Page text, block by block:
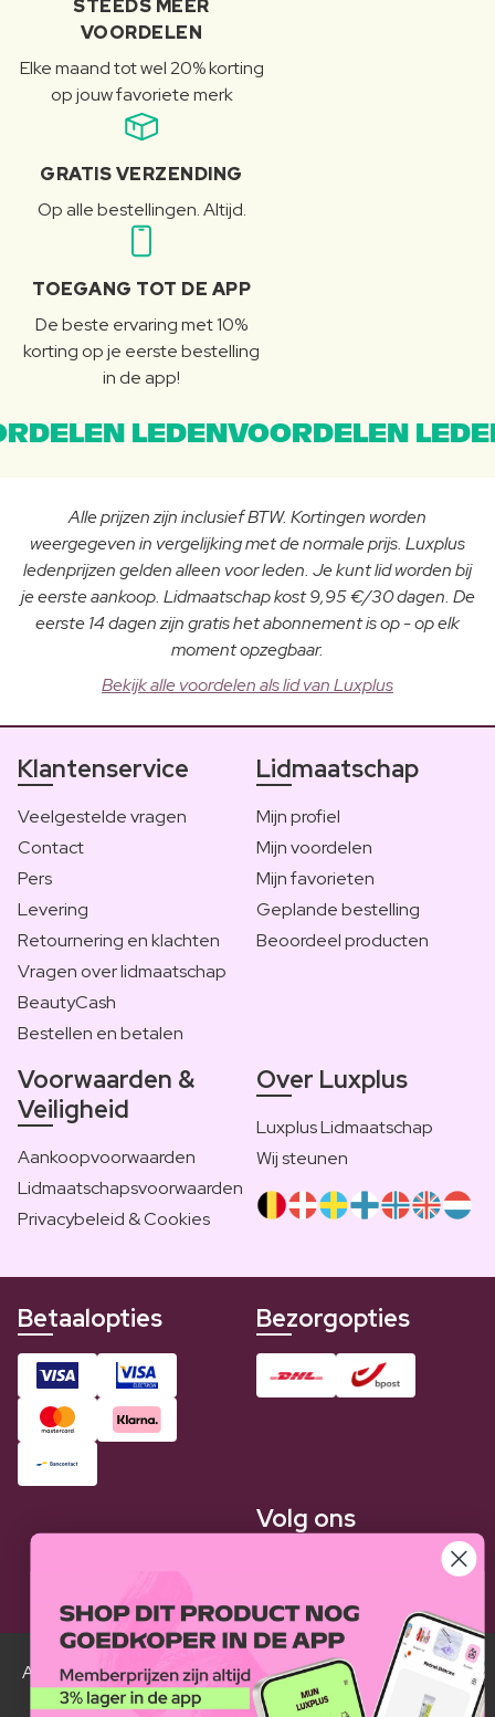
STEEDS MEER
VOORDELEN
Elke maand tot wel 20% korting
op jouw favoriete merk
GRATIS VERZENDING
Op alle bestellingen. Altijd.
TOEGANG TOT DE APP
De beste ervaring met 10%
korting op je eerste bestelling
in de app!
LEDENVOORDELEN
Alle prijzen zijn inclusief BTW. Kortingen worden
weergegeven in vergelijking met de normale prijs. Luxplus
ledenprijzen gelden alleen voor leden. Je kunt lid worden bij
je eerste aankoop. Lidmaatschap kost 9,95 €/30 dagen. De
eerste 14 dagen zijn gratis het abonnement is op - op elk
moment opzegbaar.
Bekijk alle voordelen als lid van Luxplus
Klantenservice
Veelgestelde vragen
Contact
Pers
Levering
Retournering en klachten
Vragen over lidmaatschap
BeautyCash
Bestellen en betalen
Lidmaatschap
Mijn profiel
Mijn voordelen
Mijn favorieten
Geplande bestelling
Beoordeel producten
Voorwaarden &
Veiligheid
Aankoopvoorwaarden
Lidmaatschapsvoorwaarden
Privacybeleid & Cookies
Over Luxplus
Luxplus Lidmaatschap
Wij steunen
Betaalopties Bezorgopties
Volg ons
Alle Luxplus ledenprijzen zijn weergegeven in vergelijking
met de normale prijzen.